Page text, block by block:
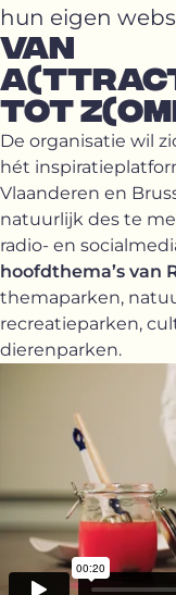
hun eigen
VAN
TOT
De organisatie wil
hét
Vlaanderen en
natuurlijk des te
radio- en
hoofdthema’s van
themaparken,
recreatieparken,
dierenparken.